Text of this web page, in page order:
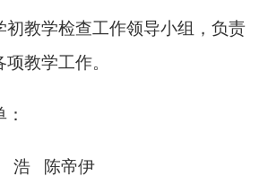
初教学检查工作领导小组，负责
教学工作。
浩 陈帝伊